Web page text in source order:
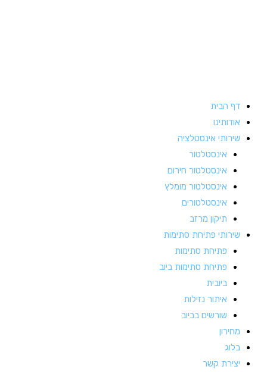
דף הבית
אודותינו
שירותי אינסטלציה
אינסטלטור
אינסטלטור חירום
אינסטלטור מומלץ
אינסטלטורים
תיקון מרזב
שירותי פתיחת סתימות
פתיחת סתימות
פתיחת סתימות ביוב
ביובית
איתור נזילות
שורשים בביוב
מחירון
בלוג
יצירת קשר